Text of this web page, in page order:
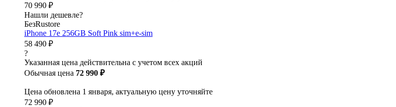
70 990 ₽
Нашли дешевле?
БезRustore
iPhone 17e 256GB Soft Pink sim+e-sim
58 490 ₽
?
Указанная цена действительна с учетом всех акций
Обычная цена 72 990 ₽
Цена обновлена 1 января, актуальную цену уточняйте
72 990 ₽